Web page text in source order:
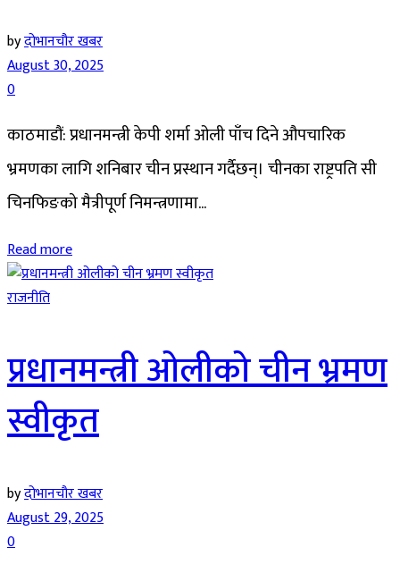
byदोभानचौर खबर
August 30, 2025
0
काठमाडौं: प्रधानमन्त्री केपी शर्मा ओली पाँच दिने औपचारिक
भ्रमणका लागि शनिबार चीन प्रस्थान गर्दैछन्। चीनका राष्ट्रपति सी
चिनफिङको मैत्रीपूर्ण निमन्त्रणामा...
Read more
राजनीति
प्रधानमन्त्री ओलीको चीन भ्रमण
स्वीकृत
byदोभानचौर खबर
August 29, 2025
0